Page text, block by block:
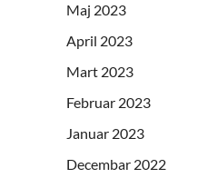
Maj 2023
April 2023
Mart 2023
Februar 2023
Januar 2023
Decembar 2022